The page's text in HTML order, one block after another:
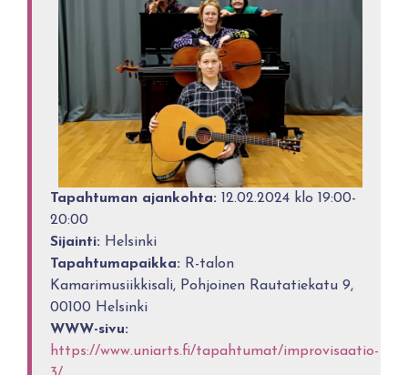
Tapahtuman ajankohta: 12.02.2024 klo 19:00-
20:00
Sijainti: Helsinki
Tapahtumapaikka: R-talon
Kamarimusiikkisali, Pohjoinen Rautatiekatu 9,
00100 Helsinki
WWW-sivu:
https://www.uniarts.fi/tapahtumat/improvisaatio-